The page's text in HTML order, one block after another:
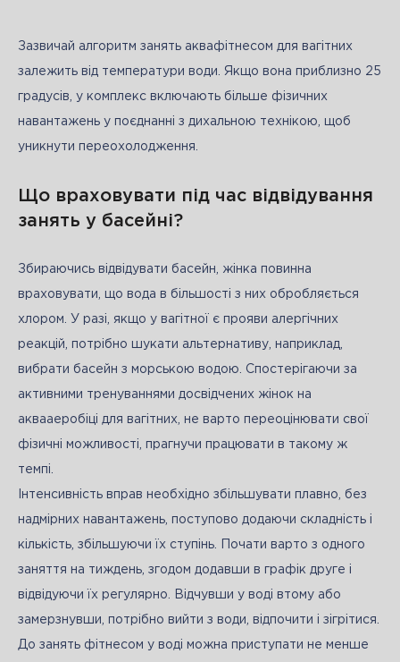
Зазвичай алгоритм занять аквафітнесом для вагітних
залежить від температури води. Якщо вона приблизно 25
градусів, у комплекс включають більше фізичних
навантажень у поєднанні з дихальною технікою, щоб
уникнути переохолодження.
Що враховувати під час відвідування
занять у басейні?
Збираючись відвідувати басейн, жінка повинна
враховувати, що вода в більшості з них обробляється
хлором. У разі, якщо у вагітної є прояви алергічних
реакцій, потрібно шукати альтернативу, наприклад,
вибрати басейн з морською водою. Спостерігаючи за
активними тренуваннями досвідчених жінок на
аквааеробіці для вагітних, не варто переоцінювати свої
фізичні можливості, прагнучи працювати в такому ж
темпі.
Інтенсивність вправ необхідно збільшувати плавно, без
надмірних навантажень, поступово додаючи складність і
кількість, збільшуючи їх ступінь. Почати варто з одного
заняття на тиждень, згодом додавши в графік друге і
відвідуючи їх регулярно. Відчувши у воді втому або
замерзнувши, потрібно вийти з води, відпочити і зігрітися.
До занять фітнесом у воді можна приступати не менше